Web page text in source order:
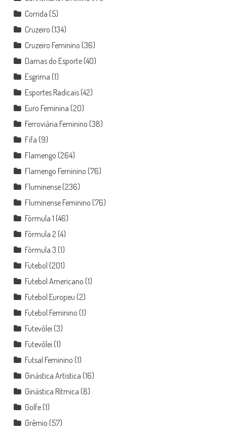
Corrida (5)
Cruzeiro (134)
Cruzeiro Feminino (36)
Damas do Esporte(40)
Esgrima (1)
Esportes Radicais(42)
Euro Feminina (20)
Ferroviária Feminino (38)
Fifa (9)
Flamengo (264)
Flamengo Feminino (76)
Fluminense(236)
Fluminense Feminino (76)
Fórmula 1 (46)
Fórmula 2(4)
Fórmula 3 (1)
Futebol (201)
Futebol Americano (1)
Futebol Europeu (2)
Futebol Feminino (1)
Futevôlei (3)
Futevôlei (1)
Futsal Feminino (1)
Ginástica Artística (16)
Ginástica Rítmica (8)
Golfe(1)
Grêmio (57)